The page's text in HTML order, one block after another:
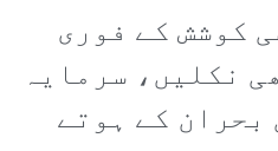
کوشش کے فوری
نکلیں، سرمایہ
کے ہوتے